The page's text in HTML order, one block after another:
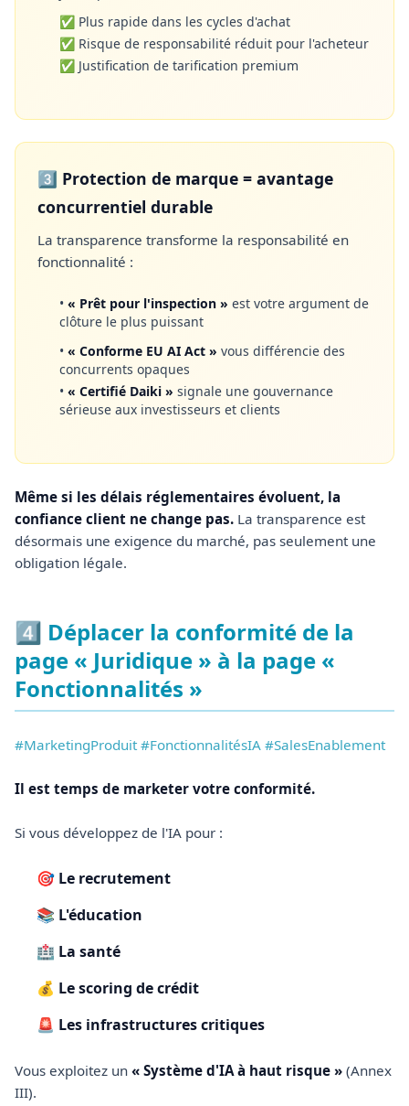
✅ Plus rapide dans les cycles d'achat
✅ Risque de responsabilité réduit pour l'acheteur
✅ Justification de tarification premium
3️⃣ Protection de marque = avantage
concurrentiel durable
La transparence transforme la responsabilité en
fonctionnalité :
• « Prêt pour l'inspection » est votre argument de
clôture le plus puissant
• « Conforme EU AI Act » vous différencie des
concurrents opaques
• « Certifié Daiki » signale une gouvernance
sérieuse aux investisseurs et clients
Même si les délais réglementaires évoluent, la
confiance client ne change pas. La transparence est
désormais une exigence du marché, pas seulement une
obligation légale.
4️⃣ Déplacer la conformité de la
page « Juridique » à la page «
Fonctionnalités »
#MarketingProduit #FonctionnalitésIA #SalesEnablement
Il est temps de marketer votre conformité.
Si vous développez de l'IA pour :
🎯 Le recrutement
📚 L'éducation
🏥 La santé
💰 Le scoring de crédit
🚨 Les infrastructures critiques
Vous exploitez un « Système d'IA à haut risque » (Annex
III).